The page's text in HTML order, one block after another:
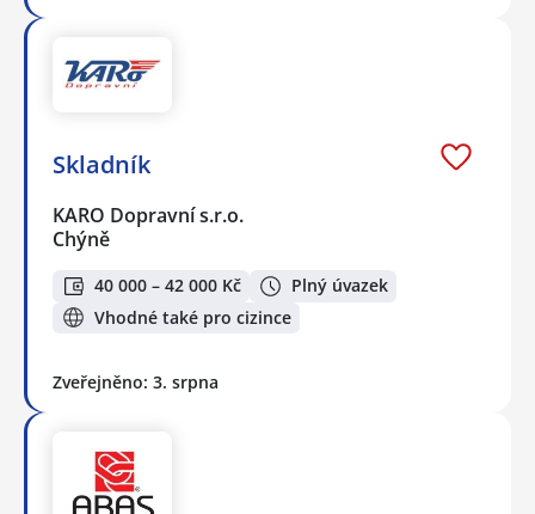
Skladník
KARO Dopravní s.r.o.
Chýně
40 000 – 42 000 Kč
Plný úvazek
Vhodné také pro cizince
Zveřejněno: 3. srpna